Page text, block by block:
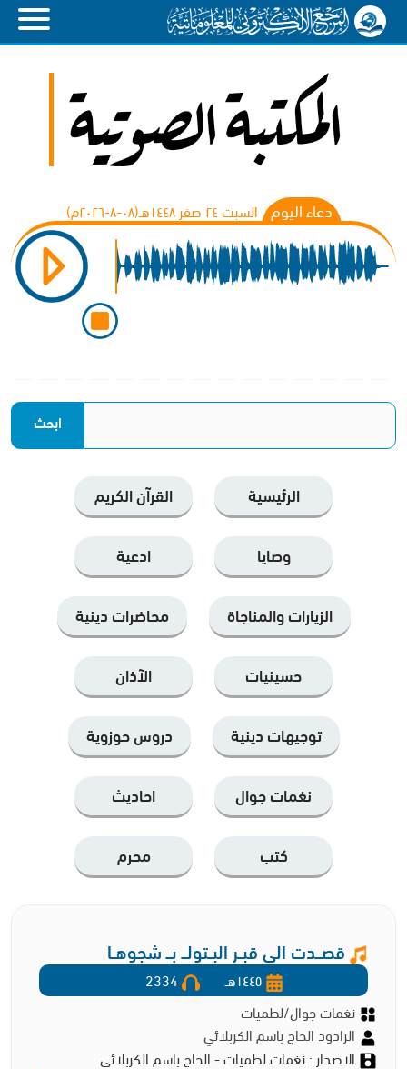
دعاء اليوم السبت ٢٤ صفر ١٤٤٨هـ(۰۸-۸-۲۰۲٦م)
الرئيسية القرآن الكریم
وصايا ادعية
الزيارات والمناجاة محاضرات دينية
حسينيات الآذان
توجيهات دينية دروس حوزوية
نغمات جوال احاديث
كتب محرم
قصـــدت الى قبــر البــتولـــ بـــ شجوهــا
نغمات جوال/لطميات
الرادود الحاج باسم الكربلائي
الاصدار : نغمات لطميات - الحاج باسم الكربلائي